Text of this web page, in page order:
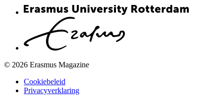
© 2026 Erasmus Magazine
Cookiebeleid
Privacyverklaring